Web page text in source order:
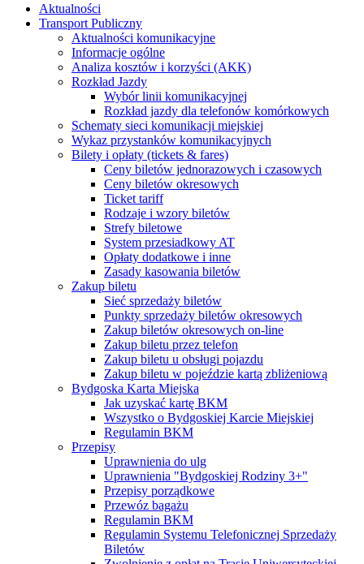
Aktualności
Transport Publiczny
Aktualności komunikacyjne
Informacje ogólne
Analiza kosztów i korzyści (AKK)
Rozkład Jazdy
Wybór linii komunikacyjnej
Rozkład jazdy dla telefonów komórkowych
Schematy sieci komunikacji miejskiej
Wykaz przystanków komunikacyjnych
Bilety i opłaty (tickets & fares)
Ceny biletów jednorazowych i czasowych
Ceny biletów okresowych
Ticket tariff
Rodzaje i wzory biletów
Strefy biletowe
System przesiadkowy AT
Opłaty dodatkowe i inne
Zasady kasowania biletów
Zakup biletu
Sieć sprzedaży biletów
Punkty sprzedaży biletów okresowych
Zakup biletów okresowych on-line
Zakup biletu przez telefon
Zakup biletu u obsługi pojazdu
Zakup biletu w pojeździe kartą zbliżeniową
Bydgoska Karta Miejska
Jak uzyskać kartę BKM
Wszystko o Bydgoskiej Karcie Miejskiej
Regulamin BKM
Przepisy
Uprawnienia do ulg
Uprawnienia "Bydgoskiej Rodziny 3+"
Przepisy porządkowe
Przewóz bagażu
Regulamin BKM
Regulamin Systemu Telefonicznej Sprzedaży
Biletów